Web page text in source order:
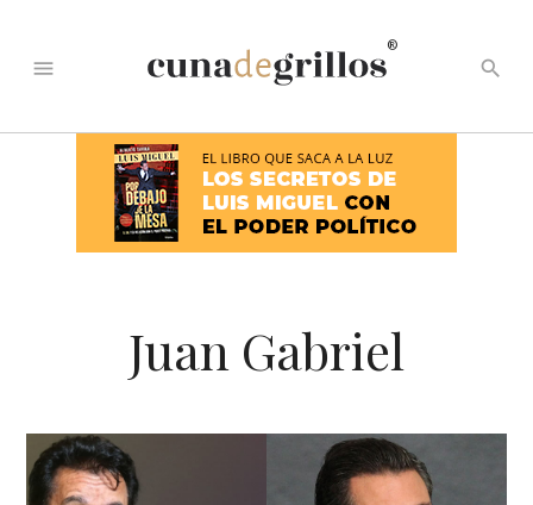
menu
®
search
Juan Gabriel